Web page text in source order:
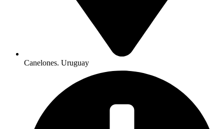
Canelones. Uruguay